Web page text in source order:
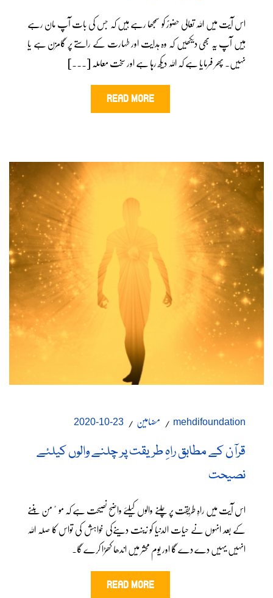
اس آیت میں اللہ تعالی حضورؐ کو سمجھا رہے ہیں کہ جس کی بات آپ مان رہے
ہیں آپ یہ بھی دیکھیں کہ وہ ہدایت اور طہارت کے راستے پر گامزن ہے یا
نہیں۔ پھر فرمایا ہے کہ اللہ دیکھ رہا ہے اور سخت معاملہ [...]
READ MORE
mehdifoundation مضامین 23-10-2020
قرآن کے مطابق راہِ طریقت پر چلنے والوں کیلئے
نصیحت
اس آیت میں راہِ طریقت پر چلنے والوں کیلئے واضح نصیحت ہے کہ موٴمن بننے
کے بعد انہوں نے حیات الدنیا کو زینت دینےکی خواہش کی تواس کا صلہ اللہ
انہیں یہیں دے دے گا اور یوم محشر میں اندھا کھڑا کرے گا۔
READ MORE